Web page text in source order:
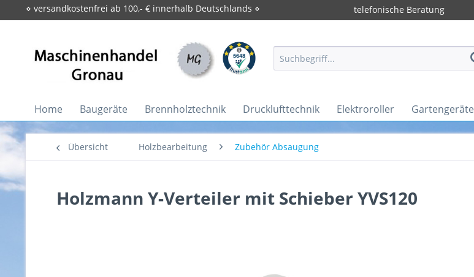
⋄ versandkostenfrei ab 100,- € innerhalb Deutschlands ⋄ telefonische Beratung
Home Baugeräte Brennholztechnik Drucklufttechnik Elektroroller Gartengeräte
Übersicht Holzbearbeitung Zubehör Absaugung
Holzmann Y-Verteiler mit Schieber YVS120